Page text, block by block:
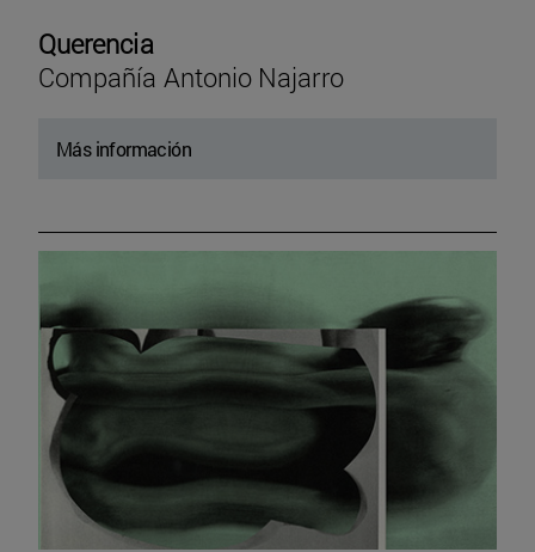
Querencia
Compañía Antonio Najarro
Más información